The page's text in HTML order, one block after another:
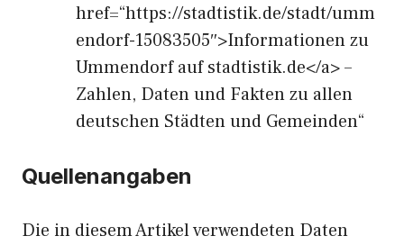
href=“https://stadtistik.de/stadt/umm
endorf-15083505″>Informationen zu
Ummendorf auf stadtistik.de</a> –
Zahlen, Daten und Fakten zu allen
deutschen Städten und Gemeinden“
Quellenangaben
Die in diesem Artikel verwendeten Daten